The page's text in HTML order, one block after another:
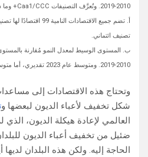
2010-2019. وتُعرَّف التصنيفات Caa1/CCC+ وما دونها على أنها تصنيفات ضعيفة.
تصنيف ائتماني.
ب. المستوى الوسيط لمعدل النمو مُقارنة
2010-2019. ومتوسط عام 2023 تقديري، أما متوسط عامي 2024-2025 فهو تنبؤات.
وتحتاج هذه الاقتصادات إلى
شكل تخفيف لأعباء الديون لبعضها و
العالمي لإعادة هيكلة الديون،
ضئيل من تخفيف أعباء الديون
الحاجة إليه. ولكن هذه البلدان